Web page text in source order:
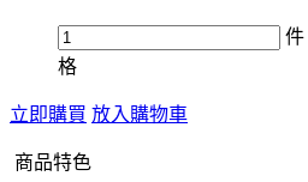
件
格
立即購買 放入購物車
商品特色